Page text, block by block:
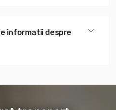
informatii despre